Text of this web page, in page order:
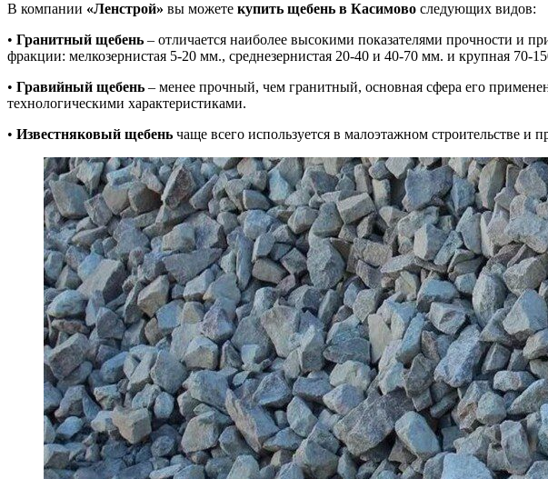
В компании «Ленстрой» вы можете купить щебень в Касимово следующих видов:
• Гранитный щебень – отличается наиболее высокими показателями прочности и
фракции: мелкозернистая 5-20 мм., среднезернистая 20-40 и 40-70 мм. и крупная 70-
• Гравийный щебень – менее прочный, чем гранитный, основная сфера его
технологическими характеристиками.
• Известняковый щебень чаще всего используется в малоэтажном строительстве и